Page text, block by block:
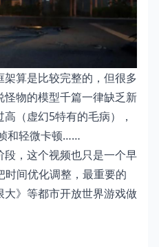
算是比较完整的，但很多
物的模型千篇一律缺乏新
（虚幻5特有的毛病），
和轻微卡顿……
，这个视频也只是一个早
间优化调整，最重要的
》等都市开放世界游戏做